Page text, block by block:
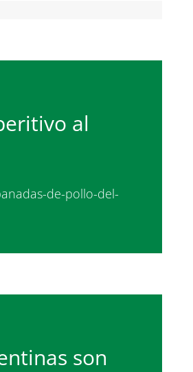
al
de-pollo-del-
son